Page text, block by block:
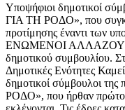
Υποψήφιοι δημοτικοί
ΓΙΑ ΤΗ ΡΟΔΟ», που
προτίμησης έναντι των
ΕΝΩΜΕΝΟΙ
δημοτικού συμβουλίου.
Δημοτικές Ενότητες
δημοτικοί σύμβουλοι
ΡΟΔΟ», που ήρθαν